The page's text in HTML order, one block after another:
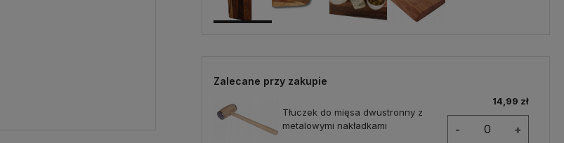
Zalecane przy zakupie
Tłuczek do mięsa dwustronny z
metalowymi nakładkami
14,99 zł
- +